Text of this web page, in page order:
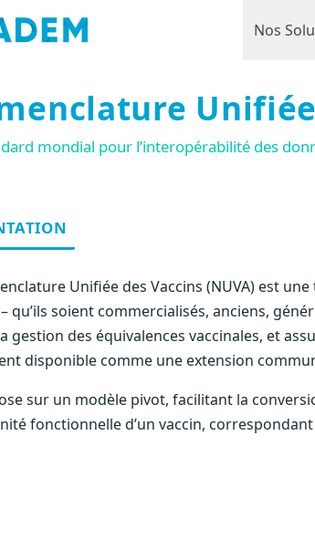
Nos
mondial pour l’interopérabilité des
Unifiée des Vaccins (NUVA) est
qu’ils soient commercialisés, anciens,
gestion des équivalences vaccinales, et
disponible comme une extension
sur un modèle pivot, facilitant la
fonctionnelle d’un vaccin,